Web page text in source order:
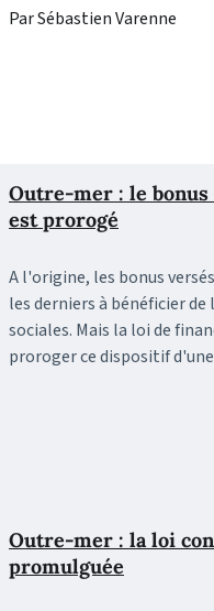
Par Sébastien Varenne
Outre-mer : le
est prorogé
A l'origine, les bonus
les derniers à bénéficier
sociales. Mais la loi de
proroger ce dispositif
Outre-mer : la loi
promulguée